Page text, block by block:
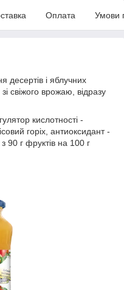
Оплата Умови
десертів і яблучних
свіжого врожаю, відразу
кислотності -
горіх, антиоксидант -
90 г фруктів на 100 г